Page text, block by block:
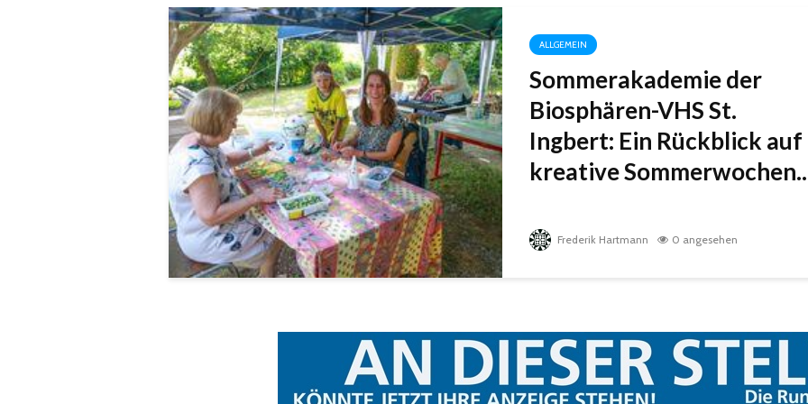
ALLGEMEIN
Sommerakademie der
Biosphären-VHS St.
Ingbert: Ein Rückblick auf
kreative
Frederik Hartmann 0 angesehen